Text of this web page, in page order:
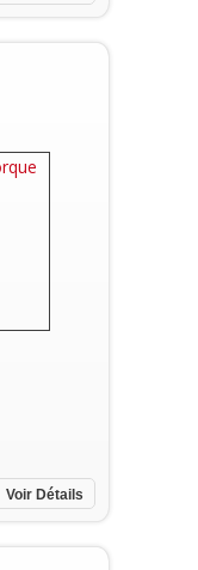
Voir Détails